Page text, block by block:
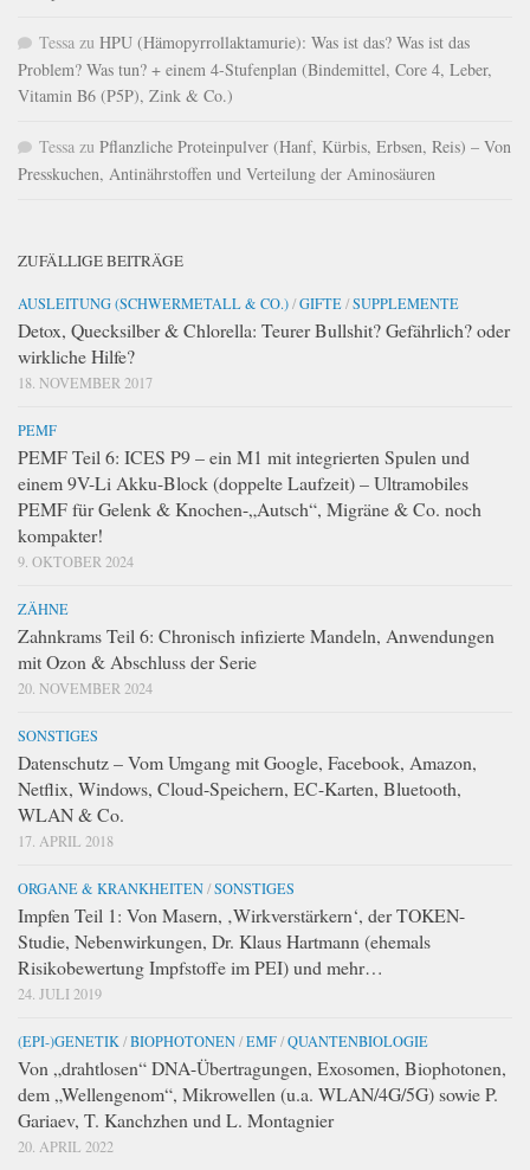
Tessa zu HPU (Hämopyrrollaktamurie): Was ist das? Was ist das
Problem? Was tun? + einem 4-Stufenplan (Bindemittel, Core 4, Leber,
Vitamin B6 (P5P), Zink & Co.)
Tessa zu Pflanzliche Proteinpulver (Hanf, Kürbis, Erbsen, Reis) – Von
Presskuchen, Antinährstoffen und Verteilung der Aminosäuren
ZUFÄLLIGE BEITRÄGE
AUSLEITUNG (SCHWERMETALL & CO.)/GIFTE/SUPPLEMENTE
Detox, Quecksilber & Chlorella: Teurer Bullshit? Gefährlich? oder
wirkliche Hilfe?
18. NOVEMBER 2017
PEMF
PEMF Teil 6: ICES P9 – ein M1 mit integrierten Spulen und
einem 9V-Li Akku-Block (doppelte Laufzeit) – Ultramobiles
PEMF für Gelenk & Knochen-„Autsch“, Migräne & Co. noch
kompakter!
9. OKTOBER 2024
ZÄHNE
Zahnkrams Teil 6: Chronisch infizierte Mandeln, Anwendungen
mit Ozon & Abschluss der Serie
20. NOVEMBER 2024
SONSTIGES
Datenschutz – Vom Umgang mit Google, Facebook, Amazon,
Netflix, Windows, Cloud-Speichern, EC-Karten, Bluetooth,
WLAN & Co.
17. APRIL 2018
ORGANE & KRANKHEITEN/SONSTIGES
Impfen Teil 1: Von Masern, ‚Wirkverstärkern‘, der TOKEN-
Studie, Nebenwirkungen, Dr. Klaus Hartmann (ehemals
Risikobewertung Impfstoffe im PEI) und mehr…
24. JULI 2019
(EPI-)GENETIK /BIOPHOTONEN/EMF/QUANTENBIOLOGIE
Von „drahtlosen“ DNA-Übertragungen, Exosomen, Biophotonen,
dem „Wellengenom“, Mikrowellen (u.a. WLAN/4G/5G) sowie P.
Gariaev, T. Kanchzhen und L. Montagnier
20. APRIL 2022